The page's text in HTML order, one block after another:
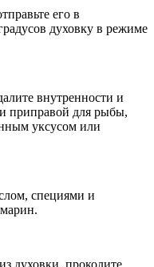
его в
духовку в режиме
внутренности и
приправой для рыбы,
уксусом или
специями и